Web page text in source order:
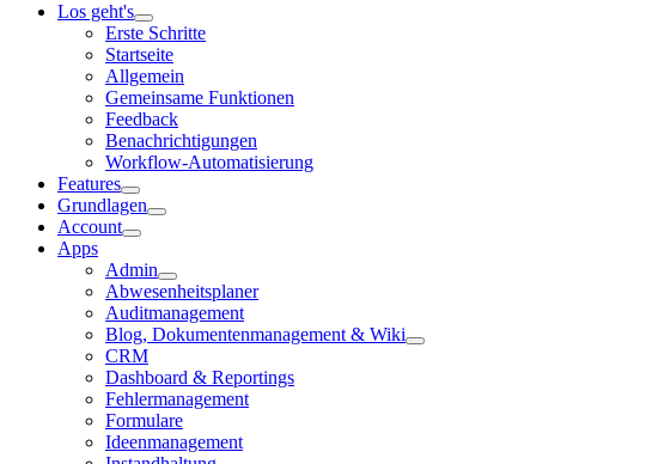
Los geht's
Erste Schritte
Startseite
Allgemein
Gemeinsame Funktionen
Feedback
Benachrichtigungen
Workflow-Automatisierung
Features
Grundlagen
Account
Apps
Admin
Abwesenheitsplaner
Auditmanagement
Blog, Dokumentenmanagement & Wiki
CRM
Dashboard & Reportings
Fehlermanagement
Formulare
Ideenmanagement